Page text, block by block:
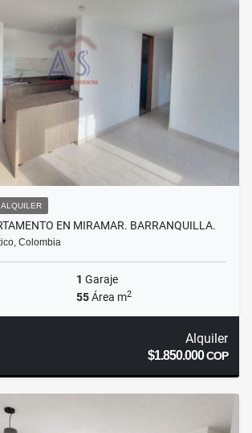
ALQUILER
EN MIRAMAR. BARRANQUILLA.
Colombia
1 Garaje
55Área m2
Alquiler
$1.850.000COP